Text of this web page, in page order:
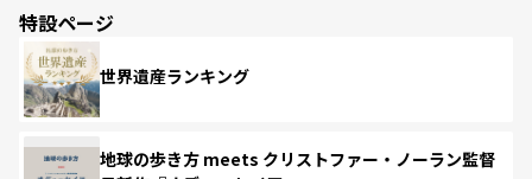
特設ページ
世界遺産ランキング
地球の歩き方 meets クリストファー・ノーラン監督